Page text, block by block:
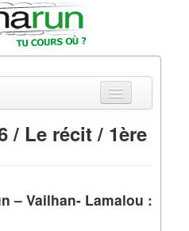
/ Le récit / 1ère
– Vailhan- Lamalou :